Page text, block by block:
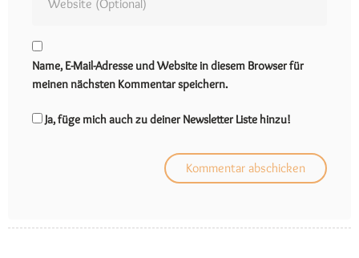
Name, E-Mail-Adresse und Website in diesem Browser für
meinen nächsten Kommentar speichern.
Ja, füge mich auch zu deiner Newsletter Liste hinzu!